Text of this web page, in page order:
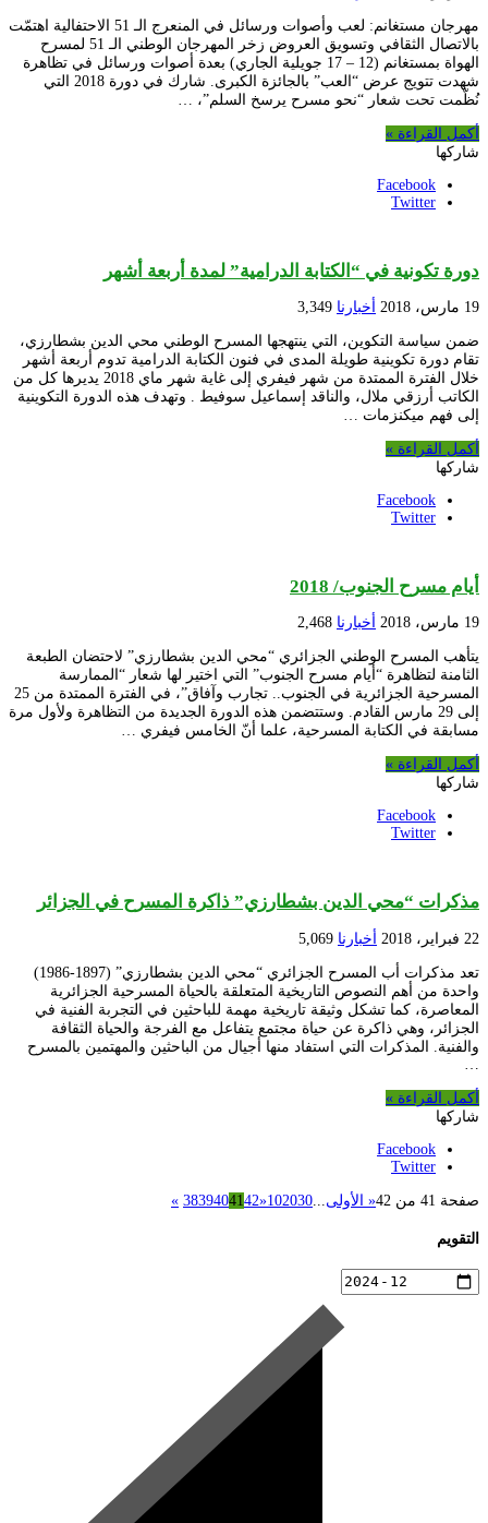
مهرجان مستغانم: لعب وأصوات ورسائل في المنعرج الـ 51 الاحتفالية اهتمّت
بالاتصال الثقافي وتسويق العروض زخر المهرجان الوطني الـ 51 لمسرح
الهواة بمستغانم (12 – 17 جويلية الجاري) بعدة أصوات ورسائل في تظاهرة
شهدت تتويج عرض “العب” بالجائزة الكبرى. شارك في دورة 2018 التي
نُظّمت تحت شعار “نحو مسرح يرسخ السلم”، …
أكمل القراءة »
شاركها
Facebook
Twitter
دورة تكونية في “الكتابة الدرامية” لمدة أربعة أشهر
19 مارس، 2018 أخبارنا 3,349
ضمن سياسة التكوين، التي ينتهجها المسرح الوطني محي الدين بشطارزي،
تقام دورة تكوينية طويلة المدى في فنون الكتابة الدرامية تدوم أربعة أشهر
خلال الفترة الممتدة من شهر فيفري إلى غاية شهر ماي 2018 يديرها كل من
الكاتب أرزقي ملال، والناقد إسماعيل سوفيط . وتهدف هذه الدورة التكوينية
إلى فهم ميكنزمات …
أكمل القراءة »
شاركها
Facebook
Twitter
أيام مسرح الجنوب/ 2018
19 مارس، 2018 أخبارنا 2,468
يتأهب المسرح الوطني الجزائري “محي الدين بشطارزي” لاحتضان الطبعة
الثامنة لتظاهرة “أيام مسرح الجنوب” التي اختير لها شعار “الممارسة
المسرحية الجزائرية في الجنوب.. تجارب وآفاق”، في الفترة الممتدة من 25
إلى 29 مارس القادم. وستتضمن هذه الدورة الجديدة من التظاهرة ولأول مرة
مسابقة في الكتابة المسرحية، علما أنّ الخامس فيفري …
أكمل القراءة »
شاركها
Facebook
Twitter
مذكرات “محي الدين بشطارزي” ذاكرة المسرح في الجزائر
22 فبراير، 2018 أخبارنا 5,069
تعد مذكرات أب المسرح الجزائري “محي الدين بشطارزي” (1897-1986)
واحدة من أهم النصوص التاريخية المتعلقة بالحياة المسرحية الجزائرية
المعاصرة، كما تشكل وثيقة تاريخية مهمة للباحثين في التجربة الفنية في
الجزائر، وهي ذاكرة عن حياة مجتمع يتفاعل مع الفرجة والحياة الثقافة
والفنية. المذكرات التي استفاد منها أجيال من الباحثين والمهتمين بالمسرح
أكمل القراءة »
شاركها
Facebook
Twitter
صفحة 41 من 42 « الأولى 102030
«
3839404142
»
التقويم